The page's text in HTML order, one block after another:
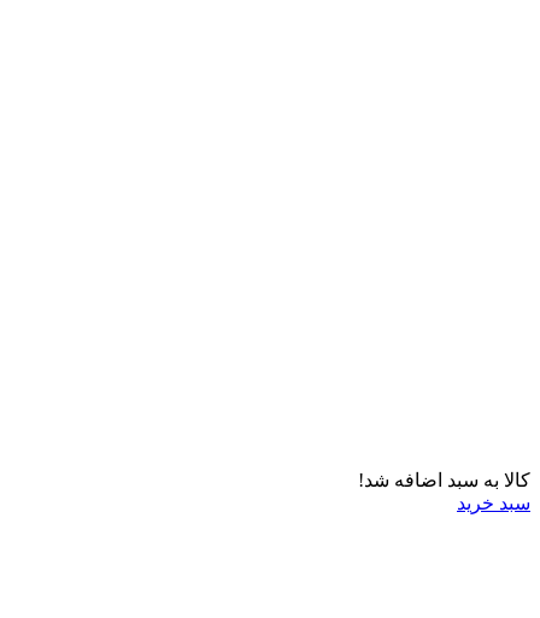
کالا به سبد اضافه شد!
سبد خرید